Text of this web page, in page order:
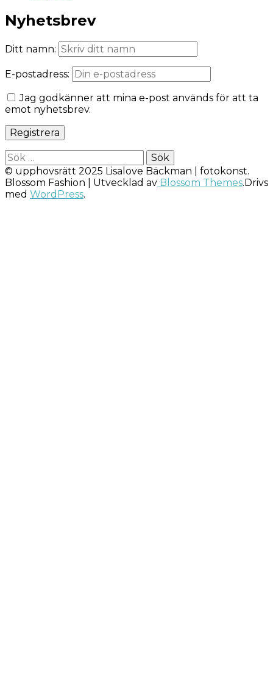
Nyhetsbrev
Ditt namn:
E-postadress:
Jag godkänner att mina e-post används för att ta
emot nyhetsbrev.
Sök
efter:
© upphovsrätt 2025 Lisalove Bäckman | fotokonst.
Blossom Fashion | Utvecklad av Blossom Themes.Drivs
med WordPress.